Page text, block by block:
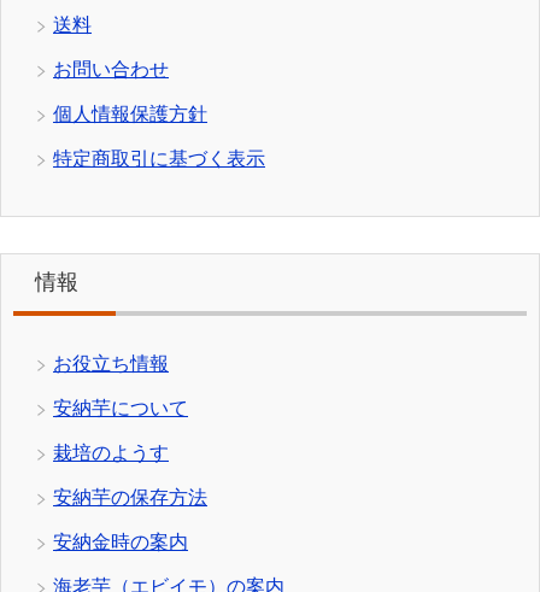
送料
お問い合わせ
個人情報保護方針
特定商取引に基づく表示
情報
お役立ち情報
安納芋について
栽培のようす
安納芋の保存方法
安納金時の案内
海老芋（エビイモ）の案内